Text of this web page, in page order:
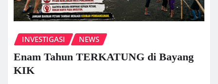
INVESTIGASI NEWS
Enam Tahun TERKATUNG di Bayang
KIK